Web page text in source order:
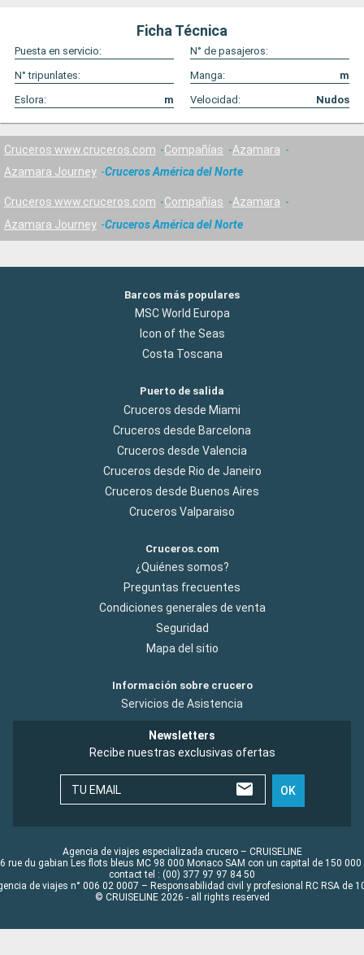
Ficha Técnica
Puesta en servicio:
N° de pasajeros:
N° tripunlates:
Manga:
m
Eslora:
m Velocidad: Nudos
Cruceros www.cruceros.com Compañías
Azamara
Azamara Journey
Cruceros América del Norte
Cruceros www.cruceros.com Compañías
Azamara
Azamara Journey
Cruceros América del Norte
Barcos más populares
MSC World Europa
Icon of the Seas
Costa Toscana
Puerto de salida
Cruceros desde Miami
Cruceros desde Barcelona
Cruceros desde Valencia
Cruceros desde Rio de Janeiro
Cruceros desde Buenos Aires
Cruceros Valparaiso
Cruceros.com
¿Quiénes somos?
Preguntas frecuentes
Condiciones generales de venta
Seguridad
Mapa del sitio
Información sobre crucero
Servicios de Asistencia
Newsletters
Recibe nuestras exclusivas ofertas
TU EMAIL OK
Agencia de viajes especializada crucero – CRUISELINE
rue du gabian Les flots bleus MC 98 000 Monaco SAM con un capital de 150 000
contact tel : (00) 377 97 97 84 50
de viajes n° 006 02 0007 – Responsabilidad civil y profesional RC RSA de
© CRUISELINE 2026 - all rights reserved